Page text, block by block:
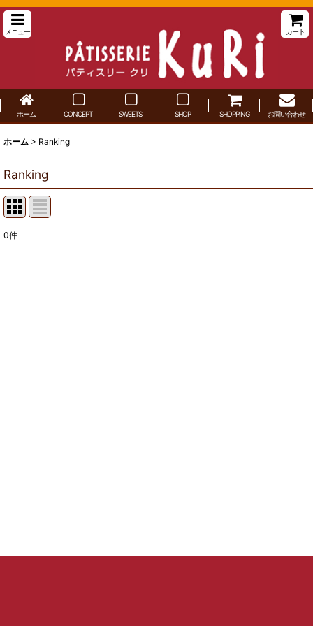
メニュー カート
ホーム CONCEPT SWEETS SHOP SHOPPING お問い合わせ
ホーム > Ranking
Ranking
0件